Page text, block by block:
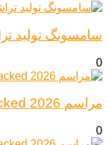
سامسونگ تولید تراشه
0
مراسم Galaxy Unpacked 2026
0